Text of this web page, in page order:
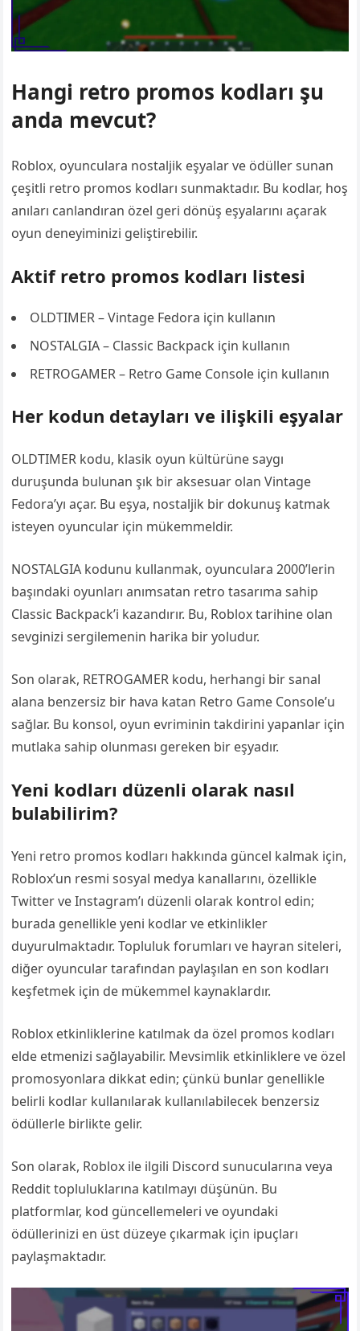
Hangi retro promos kodları şu
anda mevcut?
Roblox, oyunculara nostaljik eşyalar ve ödüller sunan
çeşitli retro promos kodları sunmaktadır. Bu kodlar, hoş
anıları canlandıran özel geri dönüş eşyalarını açarak
oyun deneyiminizi geliştirebilir.
Aktif retro promos kodları listesi
OLDTIMER – Vintage Fedora için kullanın
NOSTALGIA – Classic Backpack için kullanın
RETROGAMER – Retro Game Console için kullanın
Her kodun detayları ve ilişkili eşyalar
OLDTIMER kodu, klasik oyun kültürüne saygı
duruşunda bulunan şık bir aksesuar olan Vintage
Fedora’yı açar. Bu eşya, nostaljik bir dokunuş katmak
isteyen oyuncular için mükemmeldir.
NOSTALGIA kodunu kullanmak, oyunculara 2000’lerin
başındaki oyunları anımsatan retro tasarıma sahip
Classic Backpack’i kazandırır. Bu, Roblox tarihine olan
sevginizi sergilemenin harika bir yoludur.
Son olarak, RETROGAMER kodu, herhangi bir sanal
alana benzersiz bir hava katan Retro Game Console’u
sağlar. Bu konsol, oyun evriminin takdirini yapanlar için
mutlaka sahip olunması gereken bir eşyadır.
Yeni kodları düzenli olarak nasıl
bulabilirim?
Yeni retro promos kodları hakkında güncel kalmak için,
Roblox’un resmi sosyal medya kanallarını, özellikle
Twitter ve Instagram’ı düzenli olarak kontrol edin;
burada genellikle yeni kodlar ve etkinlikler
duyurulmaktadır. Topluluk forumları ve hayran siteleri,
diğer oyuncular tarafından paylaşılan en son kodları
keşfetmek için de mükemmel kaynaklardır.
Roblox etkinliklerine katılmak da özel promos kodları
elde etmenizi sağlayabilir. Mevsimlik etkinliklere ve özel
promosyonlara dikkat edin; çünkü bunlar genellikle
belirli kodlar kullanılarak kullanılabilecek benzersiz
ödüllerle birlikte gelir.
Son olarak, Roblox ile ilgili Discord sunucularına veya
Reddit topluluklarına katılmayı düşünün. Bu
platformlar, kod güncellemeleri ve oyundaki
ödüllerinizi en üst düzeye çıkarmak için ipuçları
paylaşmaktadır.